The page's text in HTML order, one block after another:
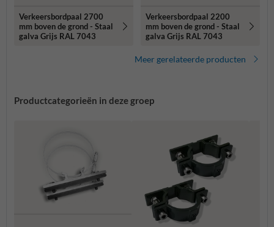
Verkeersbordpaal 2700
mm boven de grond - Staal
galva Grijs RAL 7043
Verkeersbordpaal 2200
mm boven de grond - Staal
galva Grijs RAL 7043
Meer gerelateerde producten
Productcategorieën in deze groep